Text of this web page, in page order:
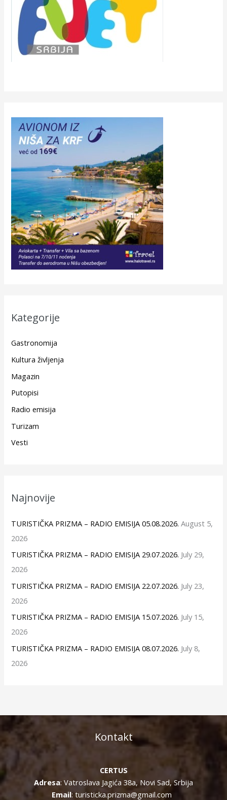
Kategorije
Gastronomija
Kultura življenja
Magazin
Putopisi
Radio emisija
Turizam
Vesti
Najnovije
TURISTIČKA PRIZMA – RADIO EMISIJA 05.08.2026. August 5,
2026
TURISTIČKA PRIZMA – RADIO EMISIJA 29.07.2026. July 29,
2026
TURISTIČKA PRIZMA – RADIO EMISIJA 22.07.2026. July 23,
2026
TURISTIČKA PRIZMA – RADIO EMISIJA 15.07.2026. July 15,
2026
TURISTIČKA PRIZMA – RADIO EMISIJA 08.07.2026. July 8,
2026
Kontakt
CERTUS
Adresa: Vatroslava Jagića 38a, Novi Sad, Srbija
Email: turisticka.prizma@gmail.com